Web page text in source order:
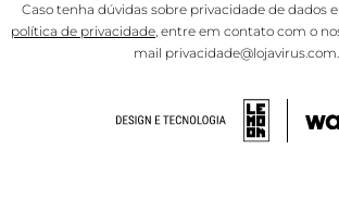
Caso tenha dúvidas sobre privacidade de dados e
política de privacidade, entre em contato com o
mail